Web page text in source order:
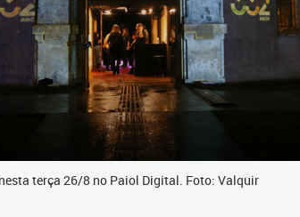
terça 26/8 no Paiol Digital. Foto: Valquir